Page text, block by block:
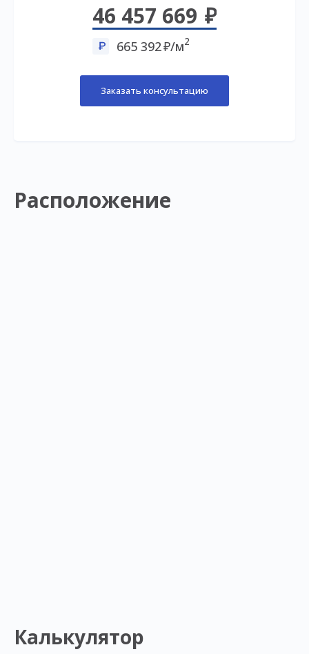
46 457 669
665 392 /м2
Заказать консультацию
Расположение
Калькулятор